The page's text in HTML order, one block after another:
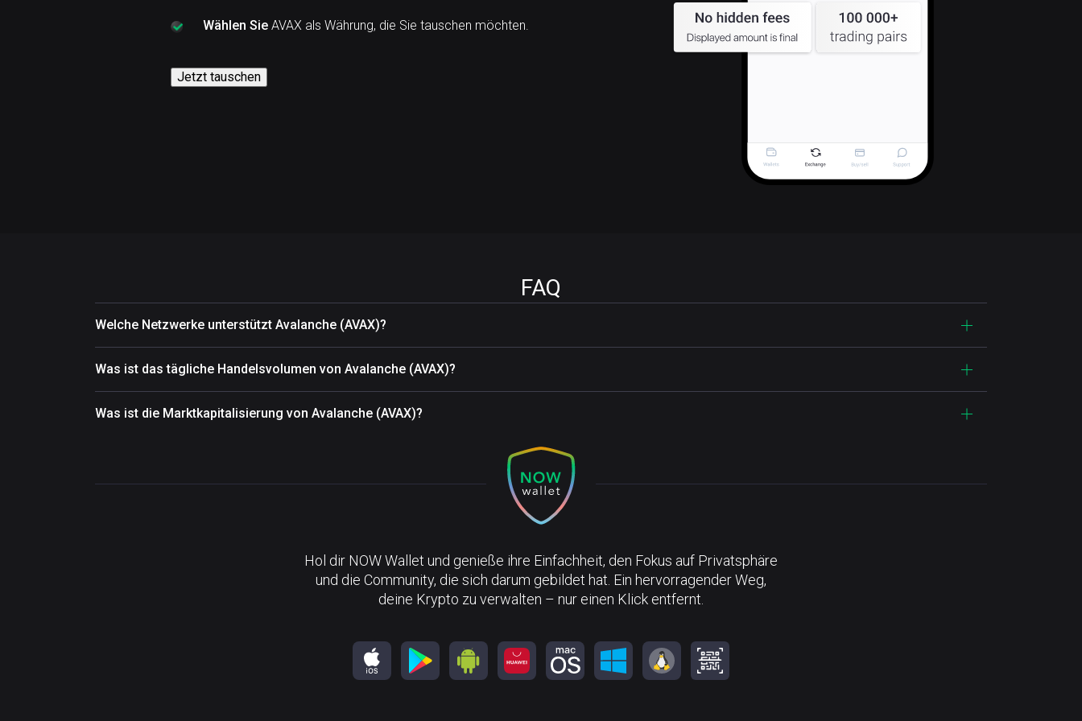
Wählen Sie AVAX als Währung, die Sie tauschen möchten.
Jetzt tauschen
FAQ
Welche Netzwerke unterstützt Avalanche (AVAX)?
Was ist das tägliche Handelsvolumen von Avalanche (AVAX)?
Was ist die Marktkapitalisierung von Avalanche (AVAX)?
Hol dir NOW Wallet und genieße ihre Einfachheit, den Fokus auf Privatsphäre
und die Community, die sich darum gebildet hat. Ein hervorragender Weg,
deine Krypto zu verwalten – nur einen Klick entfernt.